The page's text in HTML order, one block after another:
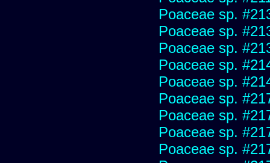
Poaceae sp.
Poaceae sp.
Poaceae sp.
Poaceae sp.
Poaceae sp.
Poaceae sp.
Poaceae sp.
Poaceae sp.
Poaceae sp.